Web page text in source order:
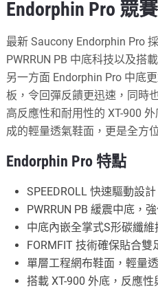
Endorphin Pro 競
最新 Saucony Endorphin Pro
PWRRUN PB 中底科技以及搭
另一方面 Endorphin Pro 中底
板，令回彈反饋更迅速，同時
高反應性和耐用性的 XT-900
成的輕量透氣鞋面，更是全方
Endorphin Pro 特點
SPEEDROLL 快速驅動設
PWRRUN PB 緩震中底，
中底內嵌全掌式S形碳纖
FORMFIT 技術確保貼合
單層工程網布鞋面，輕量
搭載 XT-900 外底，反應